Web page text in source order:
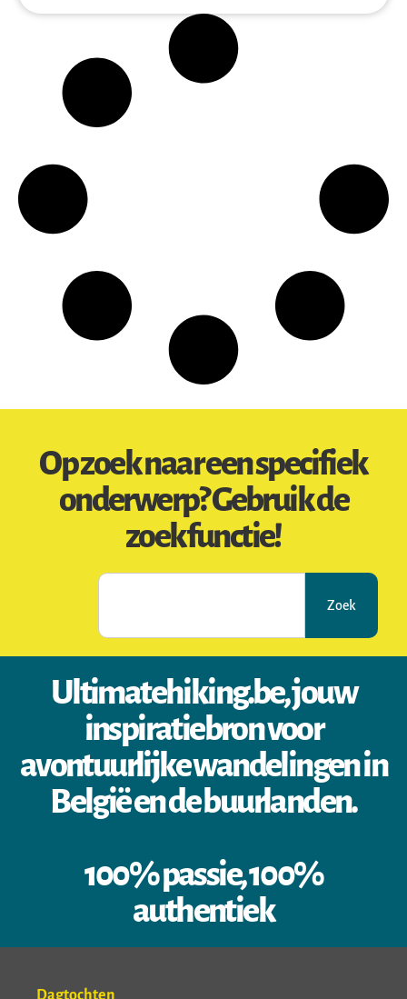
Op zoek naar een specifiek
onderwerp? Gebruik de
zoekfunctie!
Zoek
Ultimatehiking.be, jouw
inspiratiebron voor
avontuurlijke wandelingen in
België en de buurlanden.
100% passie, 100%
authentiek
Dagtochten